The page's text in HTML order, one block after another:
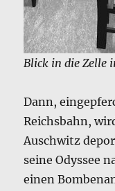
Blick in die Zelle
Dann,
Reichsbahn,
Auschwitz
seine Odyssee
einen